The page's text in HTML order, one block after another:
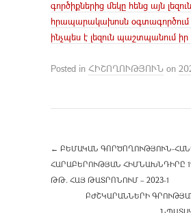
գործիքներից մեկը հենց այն
հրապարակախոսն օգտագործում
ինչպես է լեզուն պաշտպանում
Posted in ՀԻՇՈՂՈՒԹՅՈՒՆ on
← ԲԵՄԱԿԱՆ ԳՈՐԾՈՂՈՒԹՅՈՒՆ-
ՀԱՐԱԲԵՐՈՒԹՅԱՆ ՀԻՄՆԱԽՆԴԻՐԸ
ԹԹ. ՀԱՅ ԹԱՏՐՈՆՈՒՄ – 2023-1
ԲԺՇԿԱՐԱՆՆԵՐԻ